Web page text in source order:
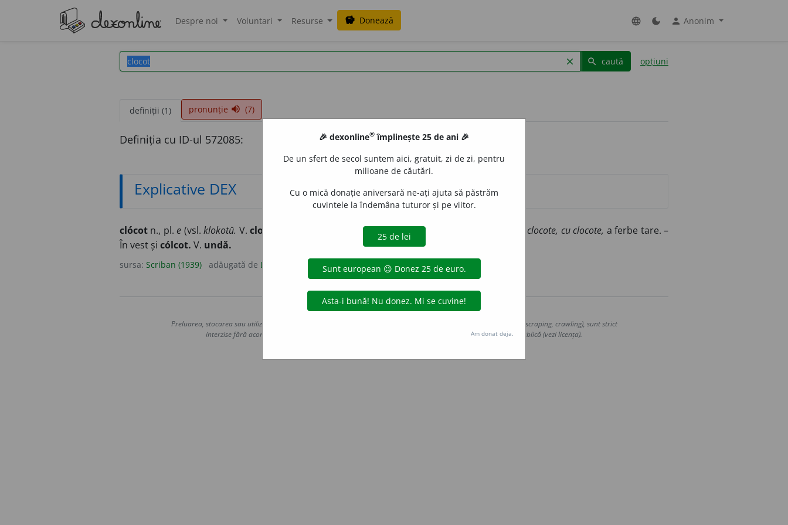
Despre noi Voluntari Resurse savings Donează language dark_mode person Anonim
clear search caută opțiuni
definiții (1) pronunție volume_up (7)
Definiția cu ID-ul 572085:
Explicative DEX
clócot n., pl.e (vsl.klokotŭ. V.clocotesc ). Clocotire, ferbere.A da în clocot, a ferbe în clocote, cu clocote, a ferbe tare. –
În vest și cólcot. V. undă.
sursa: Scriban (1939) adăugată de LauraGellner acțiuni
Copyright © 2004-2026 dexonline (https://dexonline.ro)
Preluarea, stocarea sau utilizarea datelor de pe acest site, inclusiv prin orice metode de extragere automată (web scraping, crawling), sunt strict
interzise fără acordul nostru prealabil scris, cu excepția seturilor de date oferite oficial spre utilizare publică (vezi licența).
🎉 dexonline® împlinește 25 de ani 🎉
De un sfert de secol suntem aici, gratuit, zi de zi, pentru
milioane de căutări.
Cu o mică donație aniversară ne-ați ajuta să păstrăm
cuvintele la îndemâna tuturor și pe viitor.
Am donat deja.